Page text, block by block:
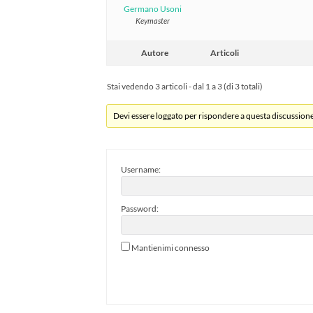
Germano Usoni
Keymaster
Autore Articoli
Stai vedendo 3 articoli - dal 1 a 3 (di 3 totali)
Devi essere loggato per rispondere a questa
Username:
Password:
Mantienimi connesso